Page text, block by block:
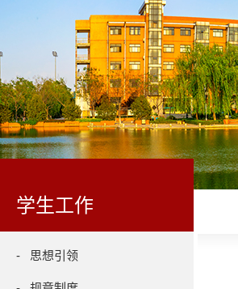
学生工作
- 思想引领